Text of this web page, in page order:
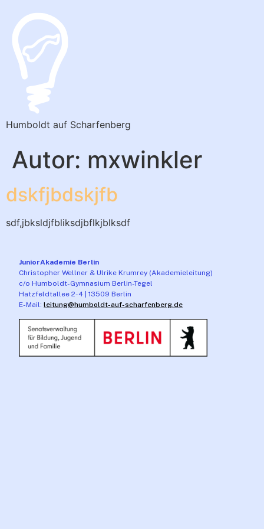
Humboldt auf Scharfenberg
Autor: mxwinkler
dskfjbdskjfb
sdf,jbksldjfbliksdjbflkjblksdf
JuniorAkademie Berlin
Christopher Wellner & Ulrike Krumrey (Akademieleitung)
c/o Humboldt-Gymnasium Berlin-Tegel
Hatzfeldtallee 2-4 | 13509 Berlin
E-Mail: leitung@humboldt-auf-scharfenberg.de